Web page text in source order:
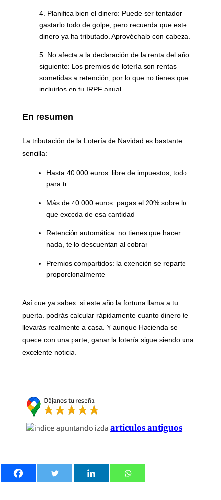
Planifica bien el dinero: Puede ser tentador
gastarlo todo de golpe, pero recuerda que este
dinero ya ha tributado. Aprovéchalo con cabeza.
No afecta a la declaración de la renta del año
siguiente: Los premios de lotería son rentas
sometidas a retención, por lo que no tienes que
incluirlos en tu IRPF anual.
En resumen
La tributación de la Lotería de Navidad es bastante
sencilla:
Hasta 40.000 euros: libre de impuestos, todo
para ti
Más de 40.000 euros: pagas el 20% sobre lo
que exceda de esa cantidad
Retención automática: no tienes que hacer
nada, te lo descuentan al cobrar
Premios compartidos: la exención se reparte
proporcionalmente
Así que ya sabes: si este año la fortuna llama a tu
puerta, podrás calcular rápidamente cuánto dinero te
llevarás realmente a casa. Y aunque Hacienda se
quede con una parte, ganar la lotería sigue siendo una
excelente noticia.
artículos antiguos